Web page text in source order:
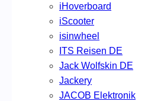
iHoverboard
iScooter
isinwheel
ITS Reisen DE
Jack Wolfskin DE
Jackery
JACOB Elektronik